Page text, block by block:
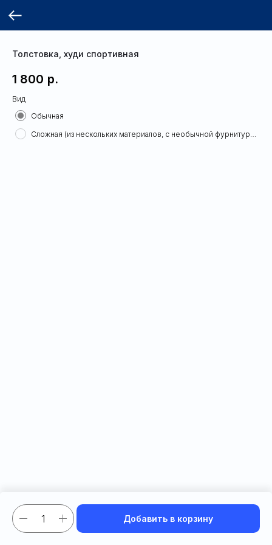
Толстовка, худи спортивная
1 800 р.
Вид
Обычная
Добавить в корзину